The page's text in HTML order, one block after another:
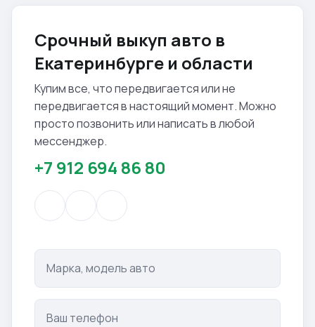
Срочный выкуп авто в
Екатеринбурге и области
Купим все, что передвигается или не
передвигается в настоящий момент. Можно
просто позвонить или написать в любой
мессенджер.
+7 912 694 86 80